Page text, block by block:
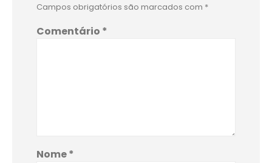
Campos obrigatórios são marcados com *
Comentário *
Nome*